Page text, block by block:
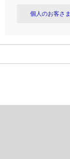
個人のお客さま